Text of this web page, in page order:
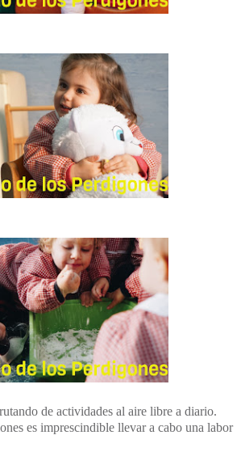
de actividades al aire libre a diario.
es imprescindible llevar a cabo una labor